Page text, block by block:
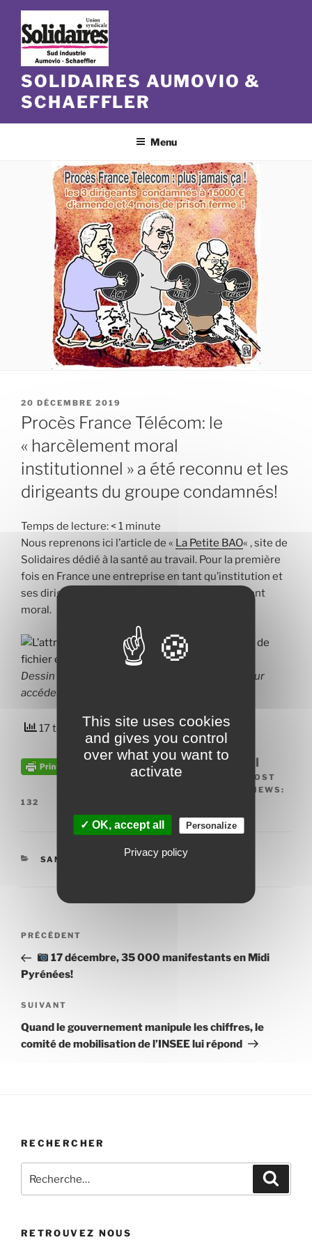
Aller
contenu
principal
SOLIDAIRES AUMOVIO &
SCHAEFFLER
Menu
PUBLIÉ
LE
20 DÉCEMBRE 2019
Procès France Télécom: le
« harcèlement moral
institutionnel » a été reconnu et les
dirigeants du groupe condamnés!
Temps de lecture:< 1 minute
Nous reprenons ici l’article de « La Petite BAO« , site de
Solidaires dédié à la santé au travail. Pour la première
fois en France une entreprise en tant qu’institution et
ses dirigeants sont condamnés pour harcèlement
moral.
Dessin de Claire Robert (cliquer sur le dessin pour
accéder à l’article)
17 total views, 1 views today
Suivez nous, partagez ce lien:
POST
VIEWS:
132
CATÉGORIES
SANTÉ
Navigation
l’article
Article
précédent
PRÉCÉDENT
17 décembre, 35 000 manifestants en Midi
Pyrénées!
Article
suivant
SUIVANT
Quand le gouvernement manipule les chiffres, le
comité de mobilisation de l’INSEE lui répond
RECHERCHER
pour
RETROUVEZ NOUS
This site uses cookies
and gives you control
over what you want to
activate
✓ OK, accept all Personalize
Privacy policy